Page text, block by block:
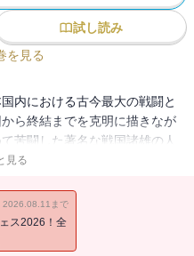
試し読み
を見る
内における古今最大の戦闘と
ら終結までを克明に描きなが
苦闘した著名な戦国諸雄の人
秀吉の死によって傾きはじめ
戦ったのか？
見る
2026.08.11まで
ス2026！全